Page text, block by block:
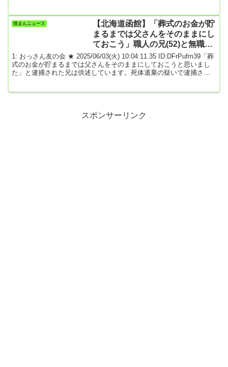
は、我が国の刑事司法制度の根幹に関わる重要な問題」とした上
で、「国民世論に十分配慮しつつ、社会における正義の実現と種々
の観点から慎重に検討すべき問...
憤まんニュース
【北海道函館】「葬式のお金が貯
まるまでは父さんをそのままにし
ておこう」職人の兄(52)と無職弟
(47)を死体遺棄の疑いで逮捕
1: おっさん友の会 ★ 2025/06/03(火) 10:04:11.35 ID:DFrPufm39「葬
式のお金が貯まるまでは父さんをそのままにしておこうと思いまし
た」と逮捕された兄は供述しています。死体遺棄の疑いで逮捕され
スポンサーリンク